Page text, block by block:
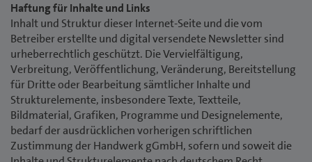
Haftung für Inhalte und Links
Inhalt und Struktur dieser Internet-Seite und die vom
Betreiber erstellte und digital versendete Newsletter sind
urheberrechtlich geschützt. Die Vervielfältigung,
Verbreitung, Veröffentlichung, Veränderung, Bereitstellung
für Dritte oder Bearbeitung sämtlicher Inhalte und
Strukturelemente, insbesondere Texte, Textteile,
Bildmaterial, Grafiken, Programme und Designelemente,
bedarf der ausdrücklichen vorherigen schriftlichen
Zustimmung der Handwerk gGmbH, sofern und soweit die